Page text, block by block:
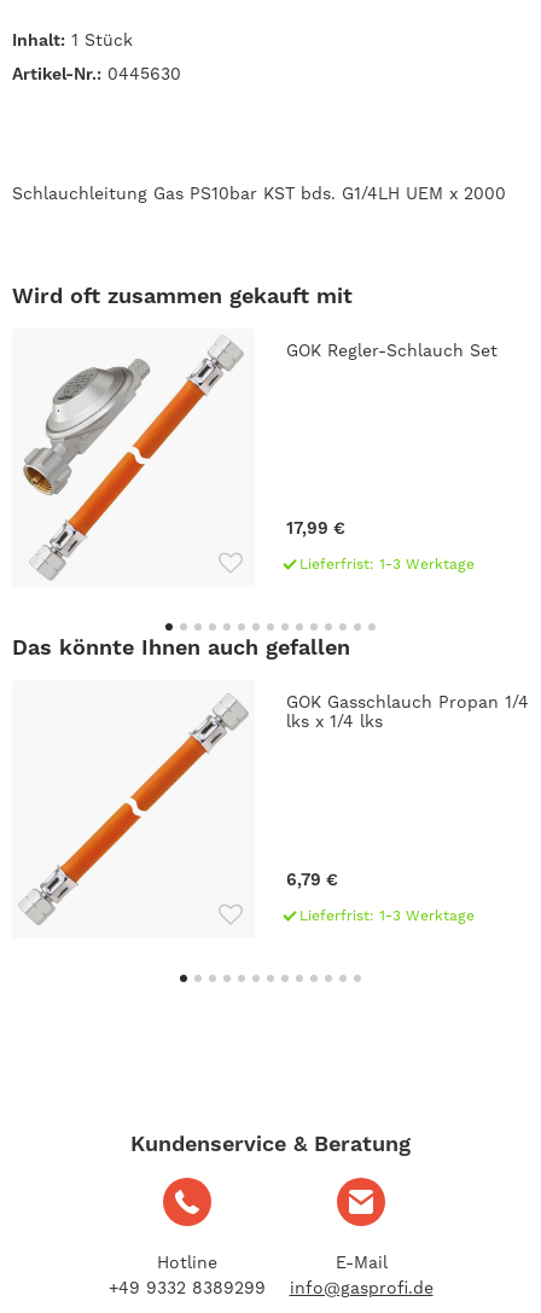
Inhalt: 1 Stück
Artikel-Nr.: 0445630
Schlauchleitung Gas PS10bar KST bds. G1/4LH UEM x 2000
Wird oft zusammen gekauft mit
GOK Regler-Schlauch Set
17,99 €
Lieferfrist: 1-3 Werktage
Das könnte Ihnen auch gefallen
GOK Gasschlauch Propan 1/4
lks x 1/4 lks
6,79 €
Lieferfrist: 1-3 Werktage
Kundenservice & Beratung
Hotline
+49 9332 8389299
E-Mail
info@gasprofi.de